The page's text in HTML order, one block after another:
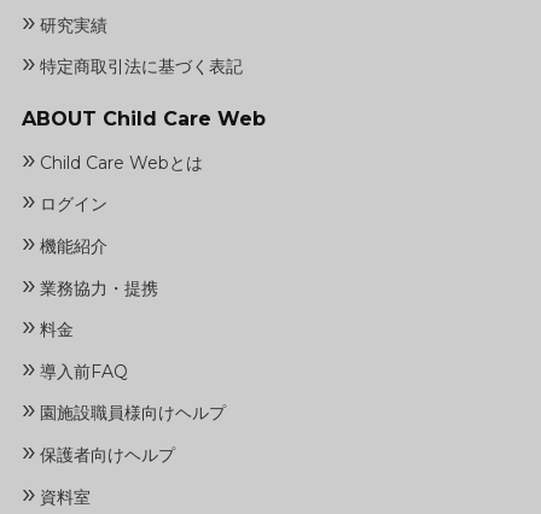
» 研究実績
» 特定商取引法に基づく表記
ABOUT Child Care Web
» Child Care Webとは
» ログイン
» 機能紹介
» 業務協力・提携
» 料金
» 導入前FAQ
» 園施設職員様向けヘルプ
» 保護者向けヘルプ
» 資料室